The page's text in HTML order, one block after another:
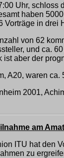
Uhr,
haben
Vorträge in
von 62
und ca.
ist aber der
A20, waren
2001,
am
ITU hat den
zu